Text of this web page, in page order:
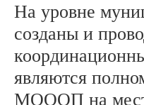
На уровне
созданы и
являются
МОООП на